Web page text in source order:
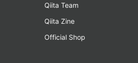
Qiita Team
Qiita Zine
Official Shop